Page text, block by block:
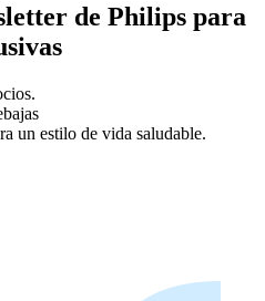
de Philips para
un estilo de vida saludable.